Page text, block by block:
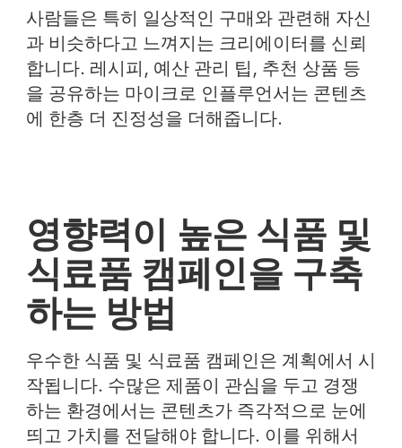
사람들은 특히 일상적인 구매와 관련해 자신
과 비슷하다고 느껴지는 크리에이터를 신뢰
합니다. 레시피, 예산 관리 팁, 추천 상품 등
을 공유하는 마이크로 인플루언서는 콘텐츠
에 한층 더 진정성을 더해줍니다.
영향력이 높은 식품 및
식료품 캠페인을 구축
하는 방법
우수한 식품 및 식료품 캠페인은 계획에서 시
작됩니다. 수많은 제품이 관심을 두고 경쟁
하는 환경에서는 콘텐츠가 즉각적으로 눈에
띄고 가치를 전달해야 합니다. 이를 위해서